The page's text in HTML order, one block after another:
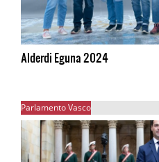
Alderdi Eguna 2024
Parlamento Vasco